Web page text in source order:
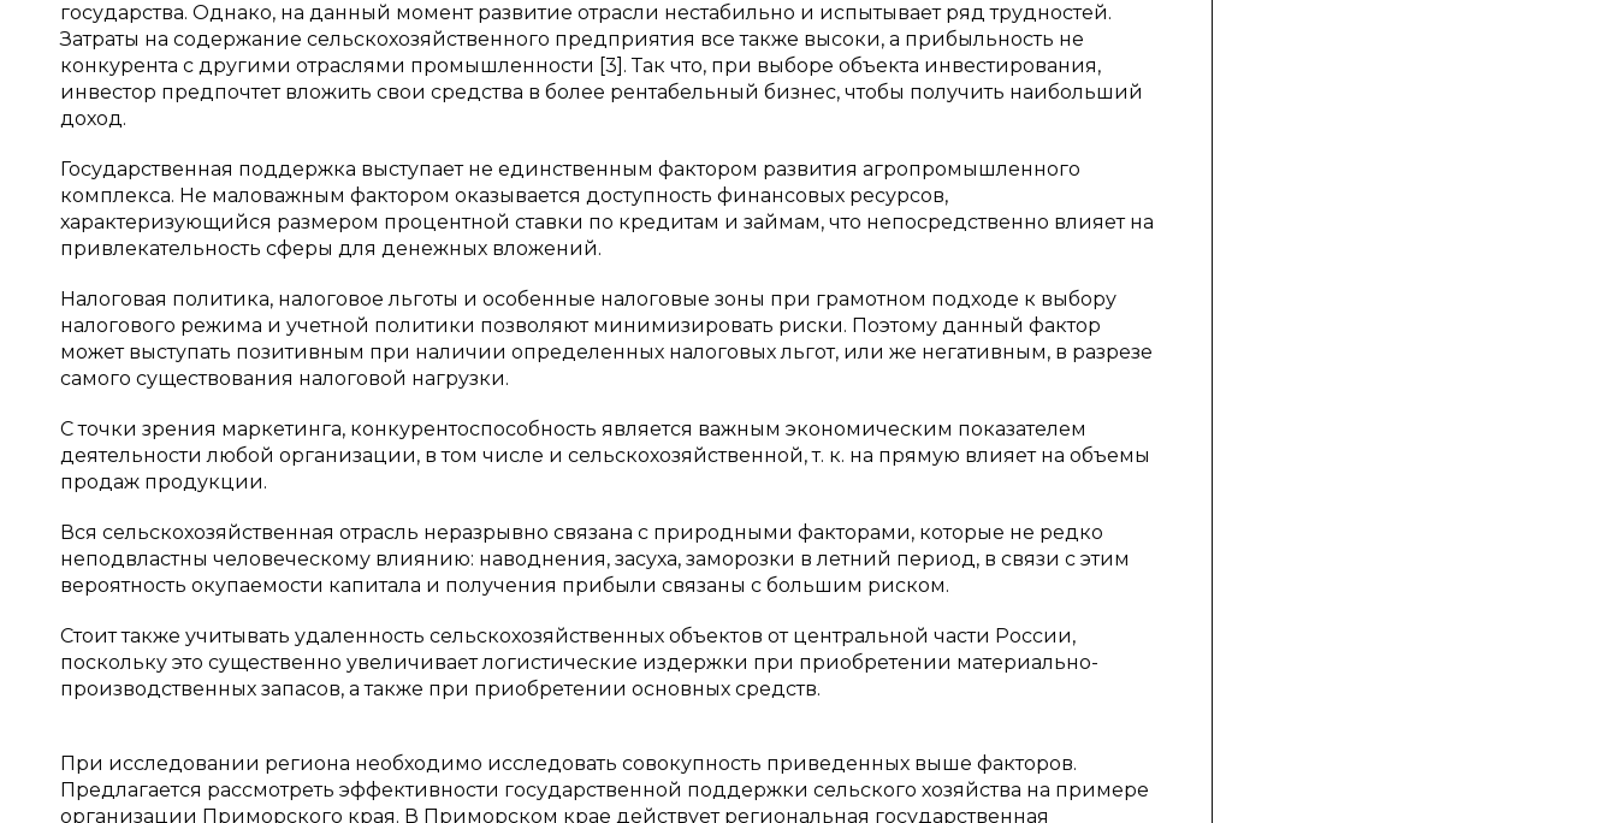
государства. Однако, на данный момент развитие отрасли нестабильно и испытывает ряд трудностей.
Затраты на содержание сельскохозяйственного предприятия все также высоки, а прибыльность не
конкурента с другими отраслями промышленности [3]. Так что, при выборе объекта инвестирования,
инвестор предпочтет вложить свои средства в более рентабельный бизнес, чтобы получить наибольший
доход.
Государственная поддержка выступает не единственным фактором развития агропромышленного
комплекса. Не маловажным фактором оказывается доступность финансовых ресурсов,
характеризующийся размером процентной ставки по кредитам и займам, что непосредственно влияет на
привлекательность сферы для денежных вложений.
Налоговая политика, налоговое льготы и особенные налоговые зоны при грамотном подходе к выбору
налогового режима и учетной политики позволяют минимизировать риски. Поэтому данный фактор
может выступать позитивным при наличии определенных налоговых льгот, или же негативным, в разрезе
самого существования налоговой нагрузки.
С точки зрения маркетинга, конкурентоспособность является важным экономическим показателем
деятельности любой организации, в том числе и сельскохозяйственной, т. к. на прямую влияет на объемы
продаж продукции.
Вся сельскохозяйственная отрасль неразрывно связана с природными факторами, которые не редко
неподвластны человеческому влиянию: наводнения, засуха, заморозки в летний период, в связи с этим
вероятность окупаемости капитала и получения прибыли связаны с большим риском.
Стоит также учитывать удаленность сельскохозяйственных объектов от центральной части России,
поскольку это существенно увеличивает логистические издержки при приобретении материально-
производственных запасов, а также при приобретении основных средств.
При исследовании региона необходимо исследовать совокупность приведенных выше факторов.
Предлагается рассмотреть эффективности государственной поддержки сельского хозяйства на примере
организации Приморского края. В Приморском крае действует региональная государственная